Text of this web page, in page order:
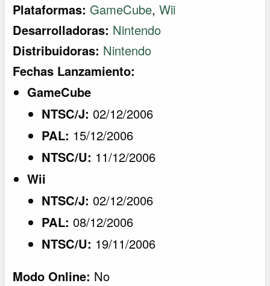
Plataformas: GameCube,Wii
Desarrolladoras: Nintendo
Distribuidoras: Nintendo
Fechas Lanzamiento:
GameCube
NTSC/J: 02/12/2006
PAL: 15/12/2006
NTSC/U: 11/12/2006
Wii
NTSC/J: 02/12/2006
PAL: 08/12/2006
NTSC/U: 19/11/2006
Modo Online: No